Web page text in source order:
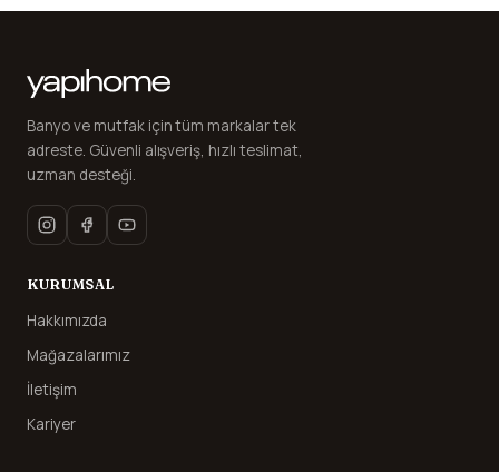
Banyo ve mutfak için tüm markalar tek
adreste. Güvenli alışveriş, hızlı teslimat,
uzman desteği.
KURUMSAL
Hakkımızda
Mağazalarımız
İletişim
Kariyer